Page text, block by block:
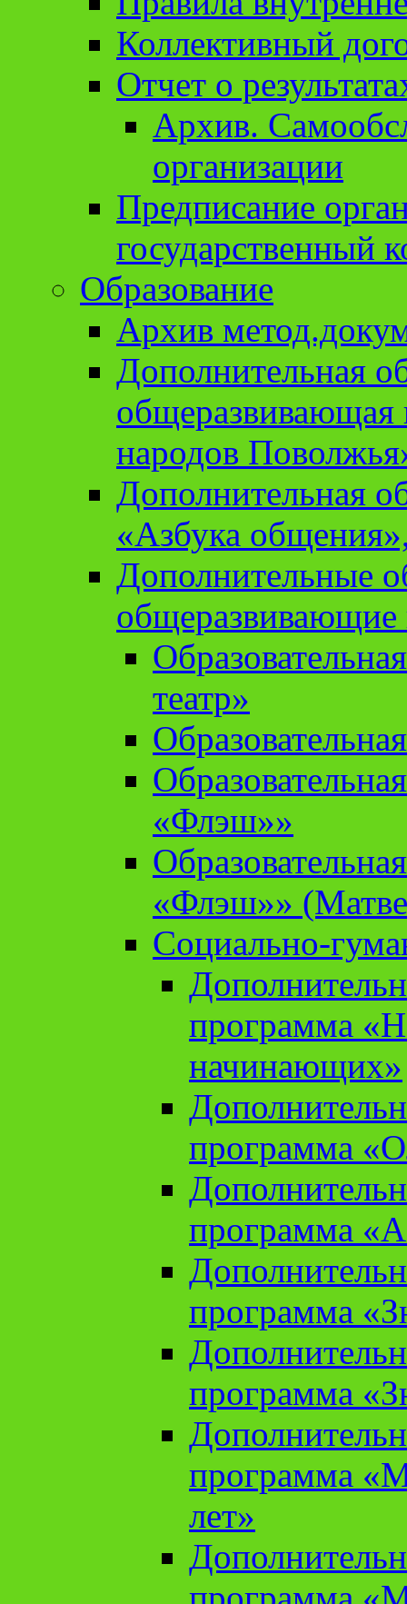
Коллективный
Отчет о
Архив.
организации
Предписание
государственный
Образование
Архив
Дополнительная
народов
Дополнительная
«Азбука
Дополнительные
театр»
«Флэш»»
«Флэш»»
Социально-
программа
начинающих»
программа
программа
программа
программа
программа
лет»